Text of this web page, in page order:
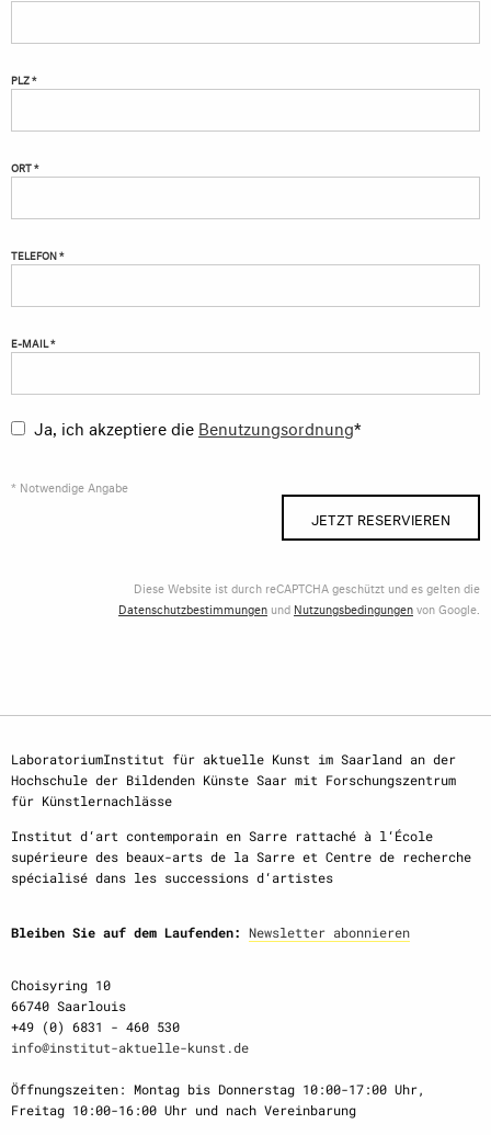
PLZ *
ORT *
TELEFON *
E-MAIL *
Ja, ich akzeptiere die Benutzungsordnung*
* Notwendige Angabe
JETZT RESERVIEREN
Diese Website ist durch reCAPTCHA geschützt und es gelten die
Datenschutzbestimmungen und Nutzungsbedingungenvon Google.
LaboratoriumInstitut für aktuelle Kunst im Saarland an der
Hochschule der Bildenden Künste Saar mit Forschungszentrum
für Künstlernachlässe
Institut d‘art contemporain en Sarre rattaché à l‘École
supérieure des beaux-arts de la Sarre et Centre de recherche
spécialisé dans les successions d‘artistes
Bleiben Sie auf dem Laufenden: Newsletter abonnieren
Choisyring 10
66740 Saarlouis
+49 (0) 6831 - 460 530
info@institut-aktuelle-kunst.de
Öffnungszeiten: Montag bis Donnerstag 10:00-17:00 Uhr,
Freitag 10:00-16:00 Uhr und nach Vereinbarung